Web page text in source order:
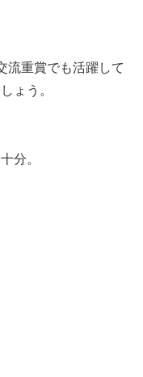
流重賞でも活躍して
ょう。
分。